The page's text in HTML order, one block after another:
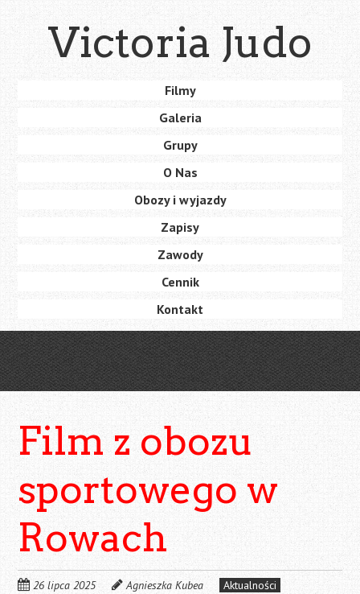
content
Victoria Judo
content
Filmy
Galeria
Grupy
O Nas
Obozy i wyjazdy
Zapisy
Zawody
Cennik
Kontakt
Film z obozu
sportowego w
Rowach
26 lipca 2025 Agnieszka Kubea
Aktualności